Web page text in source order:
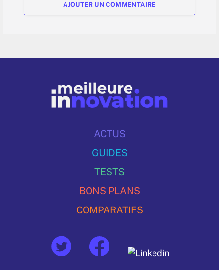
AJOUTER UN COMMENTAIRE
ACTUS
GUIDES
TESTS
BONS PLANS
COMPARATIFS